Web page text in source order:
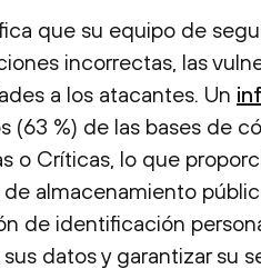
que su equipo de
incorrectas, las
a los atacantes. Un
(63 %) de las bases de
o Críticas, lo que
almacenamiento
de identificación
datos y garantizar su